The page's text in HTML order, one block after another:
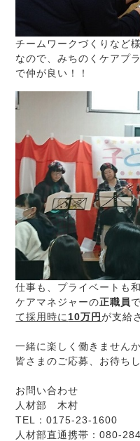
チームワークづくりなど
なので、みちのくケアプ
で仲が良い！！
仕事も、プライベートも
ケアマネジャーの正職員
て採用時に 10万円が支給
一緒に楽しく働きません
皆さまのご応募、お待ち
お問い合わせ
人材部 木村
TEL：0175-23-1600
人材部直通携帯：080-